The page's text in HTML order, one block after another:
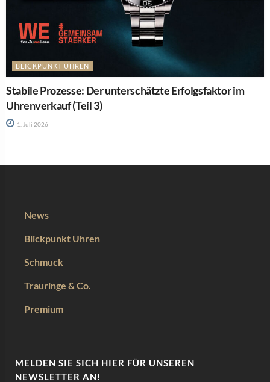
BLICKPUNKT UHREN
Stabile Prozesse: Der unterschätzte Erfolgsfaktor im
Uhrenverkauf (Teil 3)
1. Juli 2026
News
Blickpunkt Uhren
Schmuck
Trauringe & Co.
Premium
MELDEN SIE SICH HIER FÜR UNSEREN
NEWSLETTER AN!